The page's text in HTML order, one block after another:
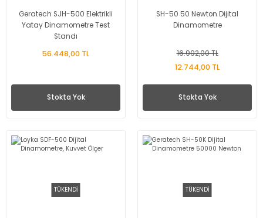
Geratech SJH-500 Elektrikli
Yatay Dinamometre Test
Standı
56.448,00 TL
Stokta Yok
SH-50 50 Newton Dijital
Dinamometre
16.992,00 TL
12.744,00 TL
Stokta Yok
TÜKENDİ TÜKENDİ